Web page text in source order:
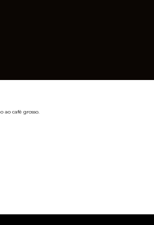
ao café grosso.